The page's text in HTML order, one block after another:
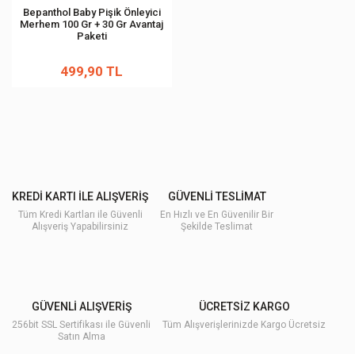
Bepanthol Baby Pişik Önleyici
Merhem 100 Gr + 30 Gr Avantaj
Paketi
499,90 TL
KREDİ KARTI İLE ALIŞVERİŞ
Tüm Kredi Kartları ile Güvenli
Alışveriş Yapabilirsiniz
GÜVENLİ TESLİMAT
En Hızlı ve En Güvenilir Bir
Şekilde Teslimat
GÜVENLİ ALIŞVERİŞ
256bit SSL Sertifikası ile Güvenli
Satın Alma
ÜCRETSİZ KARGO
Tüm Alışverişlerinizde Kargo Ücretsiz